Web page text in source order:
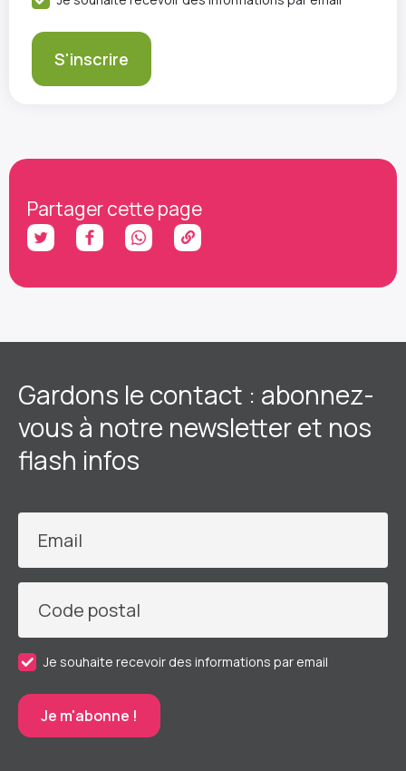
Partager cette page
Gardons le contact : abonnez-
vous à notre newsletter et nos
flash infos
Email
Code postal
Je souhaite recevoir des informations par email